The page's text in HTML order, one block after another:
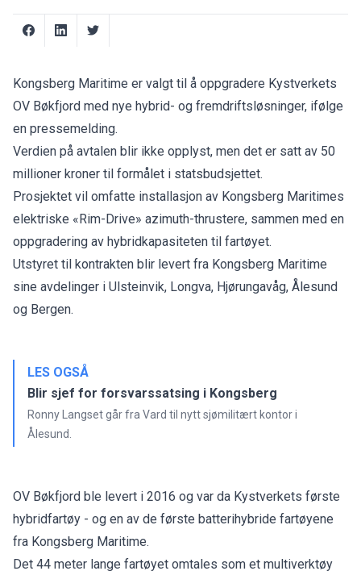
Kongsberg Maritime er valgt til å oppgradere Kystverkets
OV Bøkfjord med nye hybrid- og fremdriftsløsninger, ifølge
en pressemelding.
Verdien på avtalen blir ikke opplyst, men det er satt av 50
millioner kroner til formålet i statsbudsjettet.
Prosjektet vil omfatte installasjon av Kongsberg Maritimes
elektriske «Rim-Drive» azimuth-thrustere, sammen med en
oppgradering av hybridkapasiteten til fartøyet.
Utstyret til kontrakten blir levert fra Kongsberg Maritime
sine avdelinger i Ulsteinvik, Longva, Hjørungavåg, Ålesund
og Bergen.
LES OGSÅ
Blir sjef for forsvarssatsing i Kongsberg
Ronny Langset går fra Vard til nytt sjømilitært kontor i
Ålesund.
OV Bøkfjord ble levert i 2016 og var da Kystverkets første
hybridfartøy - og en av de første batterihybride fartøyene
fra Kongsberg Maritime.
Det 44 meter lange fartøyet omtales som et multiverktøy